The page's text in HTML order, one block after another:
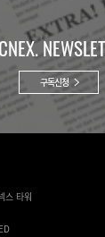
구독신청
스 타워